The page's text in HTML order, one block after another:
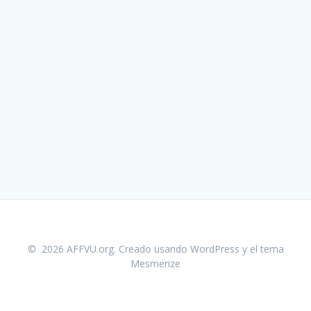
© 2026 AFFVU.org. Creado usando WordPress y el tema
Mesmerize